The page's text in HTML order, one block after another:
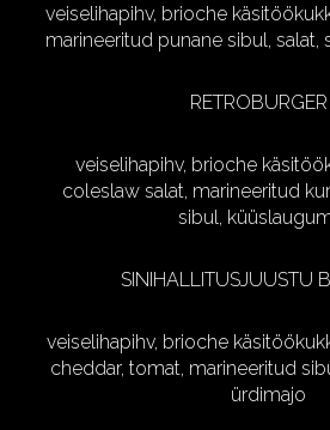
veiselihapihv, brioche
marineeritud punane sibul, salat,
RETROBURGER
veiselihapihv, brioche
coleslaw salat, marineeritud
sibul,
SINIHALLITUSJUUSTU
veiselihapihv, brioche
cheddar, tomat, marineeritud
ürdimajo